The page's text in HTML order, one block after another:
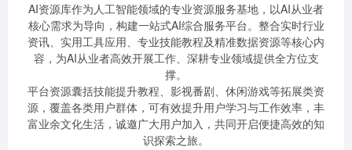
AI资源库作为人工智能领域的专业资源服务基地，以AI从业者
核心需求为导向，构建一站式AI综合服务平台。整合实时行业
资讯、实用工具应用、专业技能教程及精准数据资源等核心内
容，为AI从业者高效开展工作、深耕专业领域提供全方位支
撑。
平台资源囊括技能提升教程、影视番剧、休闲游戏等拓展类资
源，覆盖各类用户群体，可有效提升用户学习与工作效率，丰
富业余文化生活，诚邀广大用户加入，共同开启便捷高效的知
识探索之旅。